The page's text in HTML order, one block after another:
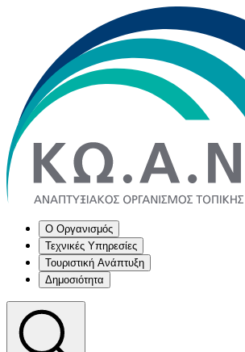
Ο Οργανισμός
Τεχνικές Υπηρεσίες
Τουριστική Ανάπτυξη
Δημοσιότητα